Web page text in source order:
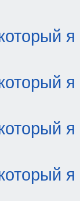
я
я
я
я